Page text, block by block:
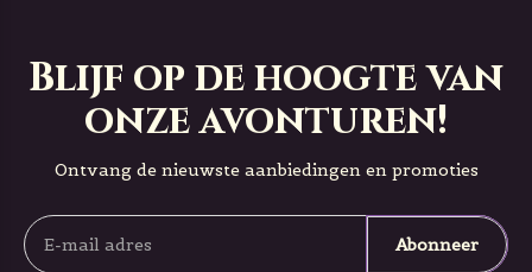
Blijf op de hoogte van
onze avonturen!
Ontvang de nieuwste aanbiedingen en promoties
Abonneer